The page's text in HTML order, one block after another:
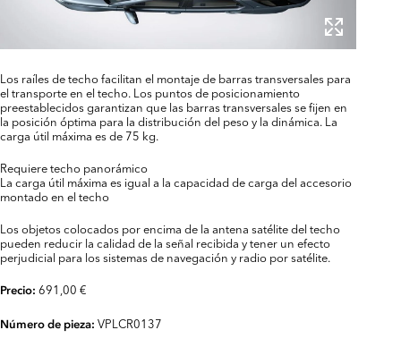
Los raíles de techo facilitan el montaje de barras transversales para
el transporte en el techo. Los puntos de posicionamiento
preestablecidos garantizan que las barras transversales se fijen en
la posición óptima para la distribución del peso y la dinámica. La
carga útil máxima es de 75 kg.
Requiere techo panorámico
La carga útil máxima es igual a la capacidad de carga del accesorio
montado en el techo
Los objetos colocados por encima de la antena satélite del techo
pueden reducir la calidad de la señal recibida y tener un efecto
perjudicial para los sistemas de navegación y radio por satélite.
Precio: 691,00 €
Número de pieza: VPLCR0137